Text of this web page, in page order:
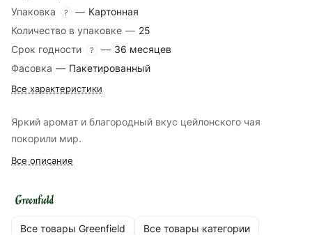
Упаковка
? — Картонная
Количество в упаковке — 25
Срок годности
? — 36 месяцев
Фасовка — Пакетированный
Все характеристики
Яркий аромат и благородный вкус цейлонского чая
покорили мир.
Все описание
Все товары Greenfield Все товары категории